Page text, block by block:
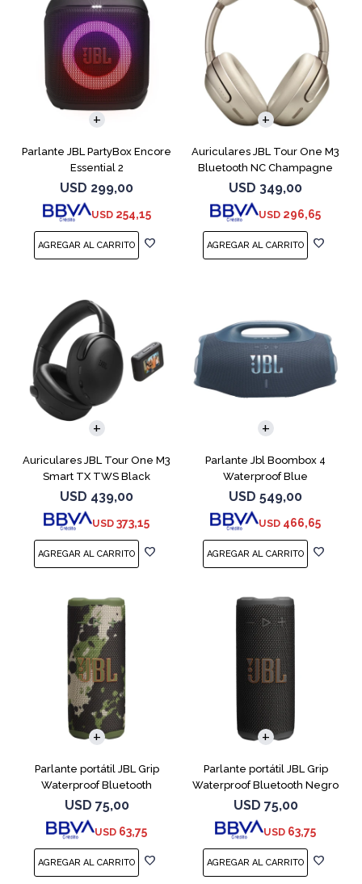
Parlante JBL PartyBox Encore
Essential 2
USD 299,00
USD 254,15
Auriculares JBL Tour One M3
Bluetooth NC Champagne
USD 349,00
USD 296,65
Auriculares JBL Tour One M3
Smart TX TWS Black
USD 439,00
USD 373,15
Parlante Jbl Boombox 4
Waterproof Blue
USD 549,00
USD 466,65
Parlante portátil JBL Grip
Waterproof Bluetooth
Camuflado
USD 75,00
USD 63,75
Parlante portátil JBL Grip
Waterproof Bluetooth Negro
USD 75,00
USD 63,75